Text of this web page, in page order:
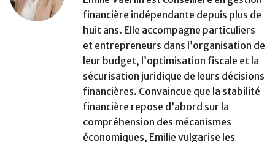
financière indépendante depuis plus de
huit ans. Elle accompagne particuliers
et entrepreneurs dans l’organisation de
leur budget, l’optimisation fiscale et la
sécurisation juridique de leurs décisions
financières. Convaincue que la stabilité
financière repose d’abord sur la
compréhension des mécanismes
économiques, Emilie vulgarise les